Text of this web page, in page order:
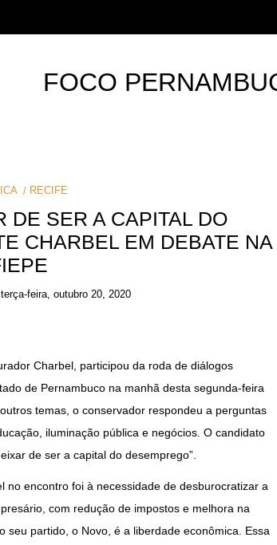
RECIFE
DE SER A CAPITAL DO
CHARBEL EM DEBATE NA
terça-feira, outubro 20, 2020
Charbel, participou da roda de diálogos
de Pernambuco na manhã desta segunda-feira
temas, o conservador respondeu a perguntas
iluminação pública e negócios. O candidato
de ser a capital do desemprego”.
no encontro foi à necessidade de desburocratizar a
com redução de impostos e melhora na
partido, o Novo, é a liberdade econômica. Essa